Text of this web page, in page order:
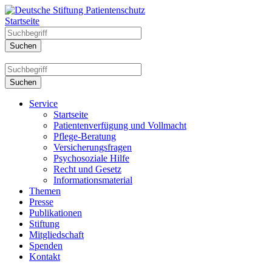
Startseite
Service
Startseite
Patientenverfügung und Vollmacht
Pflege-Beratung
Versicherungsfragen
Psychosoziale Hilfe
Recht und Gesetz
Informationsmaterial
Themen
Presse
Publikationen
Stiftung
Mitgliedschaft
Spenden
Kontakt